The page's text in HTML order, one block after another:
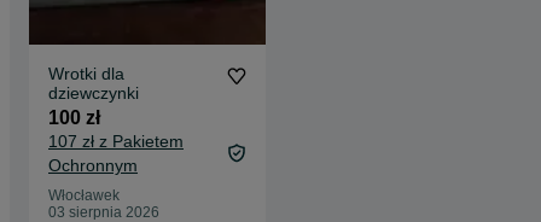
Wrotki dla
dziewczynki
100 zł
107 zł z Pakietem
Ochronnym
Włocławek
03 sierpnia 2026